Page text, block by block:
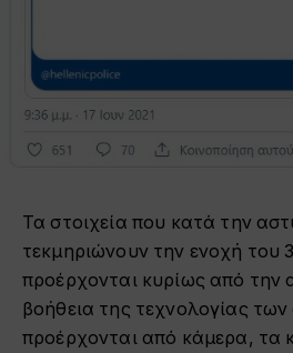
Τα στοιχεία που κατά την
τεκμηριώνουν την ενοχή του
προέρχονται κυρίως από την
βοήθεια της τεχνολογίας των
προέρχονται από κάμερα, τα